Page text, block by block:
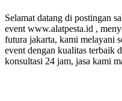
Selamat datang di postingan
event www.alatpesta.id ,
futura jakarta, kami melayani
event dengan kualitas terbaik
konsultasi 24 jam, jasa kami